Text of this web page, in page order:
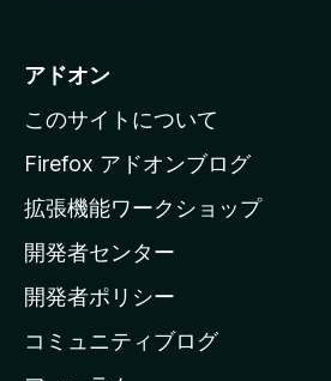
i
l
a
ホ
ー
ム
ー
アドオン
このサイトについて
Firefox アドオンブログ
拡張機能ワークショップ
開発者センター
開発者ポリシー
コミュニティブログ